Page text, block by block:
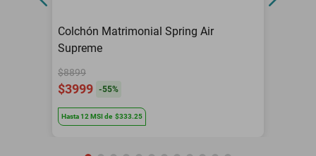
Colchón Matrimonial Spring Air
Supreme
$8899
$3999 -55%
Hasta12 MSIde $333.25